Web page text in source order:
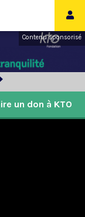
Contenu sponsorisé
un don à KTO